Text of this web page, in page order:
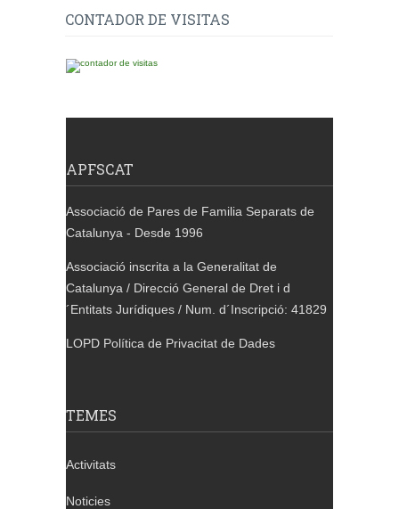
CONTADOR DE VISITAS
APFSCAT
Associació de Pares de Familia Separats de
Catalunya - Desde 1996
Associació inscrita a la Generalitat de
Catalunya / Direcció General de Dret i d
´Entitats Jurídiques / Num. d´Inscripció: 41829
LOPD Política de Privacitat de Dades
TEMES
Activitats
Noticies